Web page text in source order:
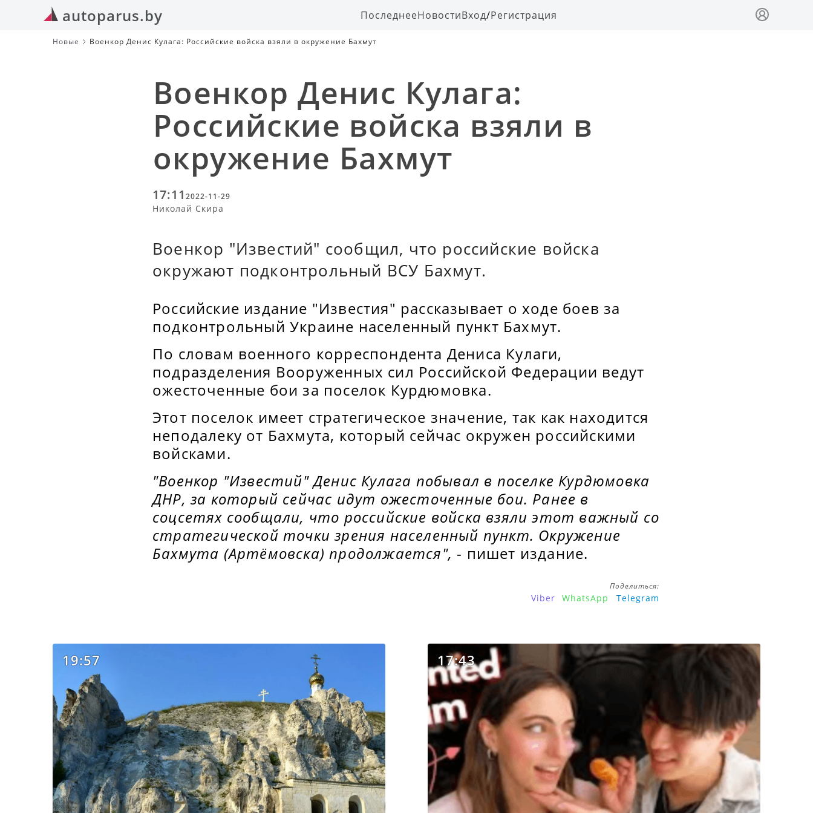
autoparus.by ПоследнееНовостиВход/Регистрация
Новые Военкор Денис Кулага: Российские войска взяли в окружение Бахмут
Военкор Денис Кулага:
Российские войска взяли в
окружение Бахмут
17:11 2022-11-29
Николай Скира
Военкор "Известий" сообщил, что российские войска
окружают подконтрольный ВСУ Бахмут.
Российские издание "Известия" рассказывает о ходе боев за
подконтрольный Украине населенный пункт Бахмут.
По словам военного корреспондента Дениса Кулаги,
подразделения Вооруженных сил Российской Федерации ведут
ожесточенные бои за поселок Курдюмовка.
Этот поселок имеет стратегическое значение, так как находится
неподалеку от Бахмута, который сейчас окружен российскими
войсками.
"Военкор "Известий" Денис Кулага побывал в поселке Курдюмовка
ДНР, за который сейчас идут ожесточенные бои. Ранее в
соцсетях сообщали, что российские войска взяли этот важный со
стратегической точки зрения населенный пункт. Окружение
Бахмута (Артёмовска) продолжается", - пишет издание.
Поделиться:
Viber WhatsApp Telegram
19:57 17:43